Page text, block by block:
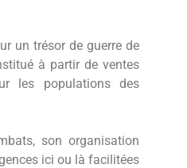
un trésor de guerre de
à partir de ventes
les populations des
son organisation
ici ou là facilitées